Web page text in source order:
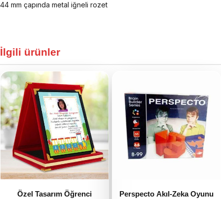
44 mm çapında metal iğneli rozet
İlgili ürünler
Özel Tasarım Öğrenci
Perspecto Akıl-Zeka Oyunu